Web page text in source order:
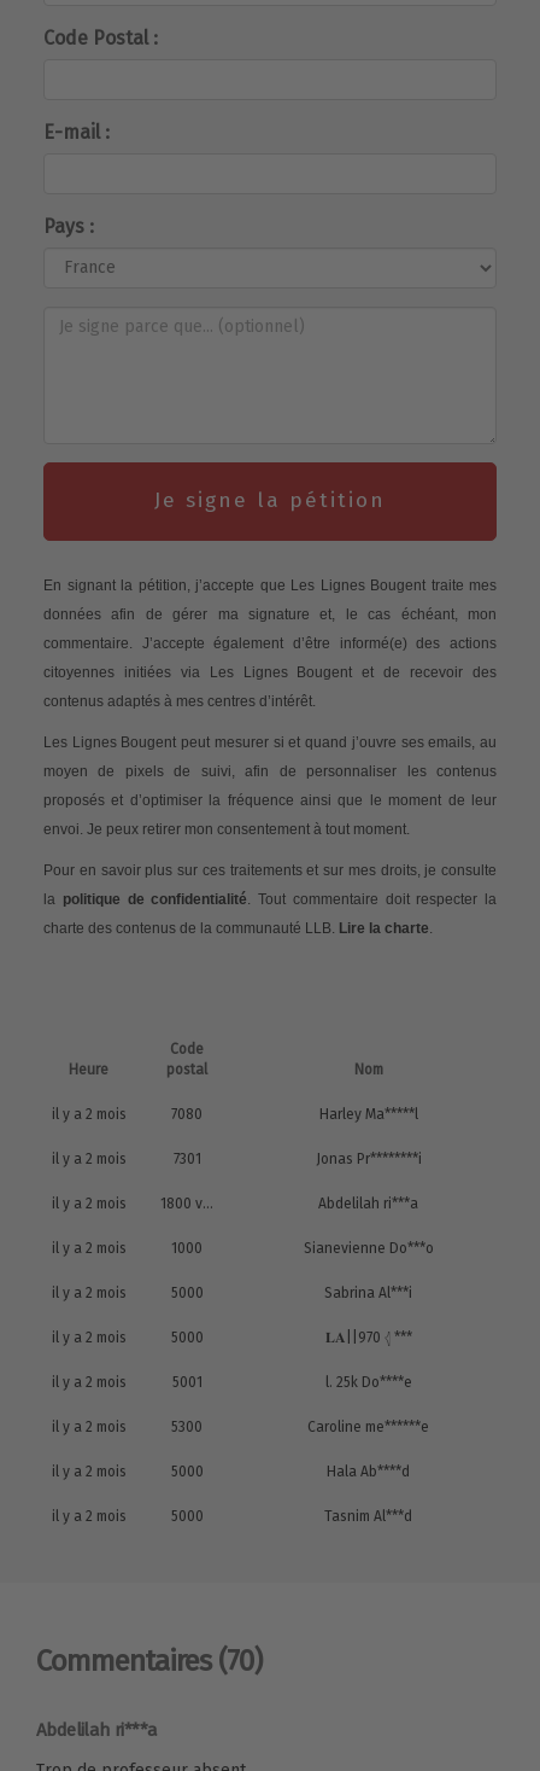
Code Postal :
E-mail :
Pays :
Je signe la pétition
En signant la pétition, j’accepte que Les Lignes Bougent traite mes
données afin de gérer ma signature et, le cas échéant, mon
commentaire. J’accepte également d’être informé(e) des actions
citoyennes initiées via Les Lignes Bougent et de recevoir des
contenus adaptés à mes centres d’intérêt.
Les Lignes Bougent peut mesurer si et quand j’ouvre ses emails, au
moyen de pixels de suivi, afin de personnaliser les contenus
proposés et d’optimiser la fréquence ainsi que le moment de leur
envoi. Je peux retirer mon consentement à tout moment.
Pour en savoir plus sur ces traitements et sur mes droits, je consulte
la politique de confidentialité. Tout commentaire doit respecter la
charte des contenus de la communauté LLB. Lire la charte.
Heure
Code
postal
Nom
il y a 2 mois 7080 Harley Ma*****l
il y a 2 mois 7301 Jonas Pr********i
il y a 2 mois 1800 vilvoorde Abdelilah ri***a
il y a 2 mois 1000 Sianevienne Do***o
il y a 2 mois 5000 Sabrina Al***i
il y a 2 mois 5000 𝐋𝐀||970 𓂆 ***
il y a 2 mois 5001 l. 25k Do****e
il y a 2 mois 5300 Caroline me******e
il y a 2 mois 5000 Hala Ab****d
il y a 2 mois 5000 Tasnim Al***d
Commentaires (70)
Abdelilah ri***a